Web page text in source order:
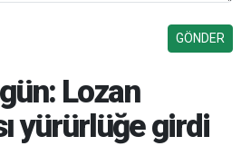
Lozan
yürürlüğe girdi